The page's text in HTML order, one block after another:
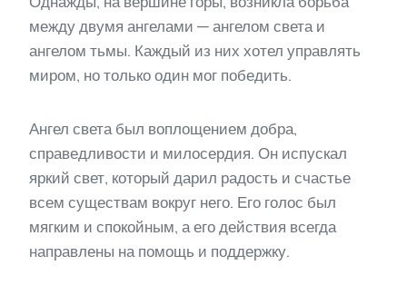
между двумя ангелами — ангелом света и
ангелом тьмы. Каждый из них хотел управлять
миром, но только один мог победить.
Ангел света был воплощением добра,
справедливости и милосердия. Он испускал
яркий свет, который дарил радость и счастье
всем существам вокруг него. Его голос был
мягким и спокойным, а его действия всегда
направлены на помощь и поддержку.